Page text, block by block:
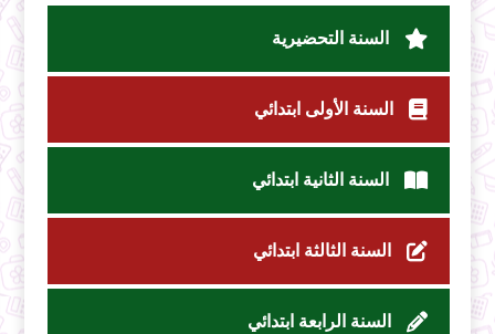
السنة التحضيرية
السنة الأولى ابتدائي
السنة الثانية ابتدائي
السنة الثالثة ابتدائي
السنة الرابعة ابتدائي